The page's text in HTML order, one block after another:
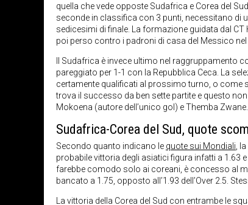
quella che vede opposte Sudafrica e Corea del
seconde in classifica con 3 punti, necessitano di
sedicesimi di finale. La formazione guidata dal
poi perso contro i padroni di casa del Messico
Il Sudafrica è invece ultimo nel raggruppamento
pareggiato per 1-1 con la Repubblica Ceca. La
certamente qualificati al prossimo turno, o come
trova il successo da ben sette partite e questo
Mokoena (autore dell’unico gol) e Themba
Sudafrica-Corea del Sud, quote
Secondo quanto indicano le quote sui Mondiali ,
probabile vittoria degli asiatici figura infatti a 1.63
farebbe comodo solo ai coreani, è concesso al
bancato a 1.75, opposto all’1.93 dell’Over 2.5.
La vittoria della Corea del Sud con entrambe le